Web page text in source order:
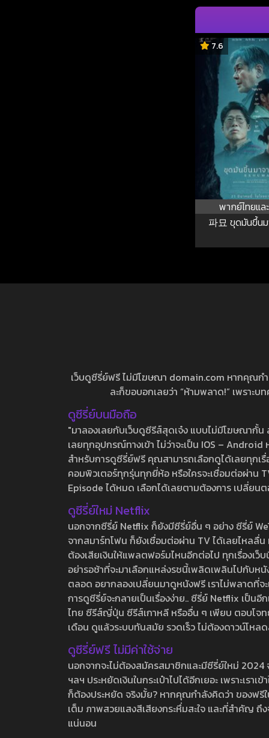
7.6
พากย์ไทยแล
파묘 ขุดมันขึ้น
เว็บดูซีรี่ย์ฟรี ไม่มีโฆษณา domain.com หากคุณก
ละก็ขอบอกเลยว่า “ห้ามพลาด!” เพราะ
ดูซีรี่ย์บนมือถือ
"มาลองเลยกับเว็บดูซีรีส์สุดเจ๋ง แบบไม่มีโฆษณากั้
เลยทุกอุปกรณ์ทางเข้า ไม่ว่าจะเป็น IOS –
สำหรับการดูซีรี่ย์ฟรี คุณสามารถเลือกดูได้เลยทุกเ
คอมพิวเตอร์ทุกรุ่นทุกยี่ห้อ หรือใครจะเชื่อมต่อผ่าน
Episode ได้หมด เลือกได้เลยตามต้องการ เปลี่ยน
ดูซีรี่ย์ใหม่ Netflix
นอกจากซีรี่ย์ Netflix ก็ยังมีซีรี่ย์อื่น ๆ อย่าง ซีรี่ย์
จากสมาร์ทโฟน ก็ยังเชื่อมต่อผ่าน TV ได้เลยไหลลื่
ต้องเสียเงินให้แพลตฟอร์มไหนอีกต่อไป ทุกเรื่องเว็
อย่ารอช้าที่จะมาเลือกแหล่งรชนี้เพลิดเพลินไปกับห
ตลอด อยากลองเปลี่ยนมาดูหนังฟรี เราไม่พลาดที่
การดูซีรี่ย์จะกลายเป็นเรื่องง่าย.. ซีรี่ย์ Netflix เป็น
ไทย ซีรีส์ญี่ปุ่น ซีรีส์เกาหลี หรืออื่น ๆ เพียบ ตอบโจท
เดือน ดูแล้วระบบทันสมัย รวดเร็ว ไม่ต้องดาวน์โห
ดูซีรี่ย์ฟรี ไม่มีค่าใช้จ่าย
นอกจากจะไม่ต้องสมัครสมาชิกและมีซีรี่ย์ใหม่
ฯลฯ ประหยัดเงินในกระเป๋าไปได้อีกเยอะ เพราะเร
ก็ต้องประหยัด จริงมั้ย? หากคุณกำลังคิดว่า ของฟ
เต็ม ภาพสวยแสงสีเสียงกระหึ่มสะใจ และที่สำคัญ
แน่นอน